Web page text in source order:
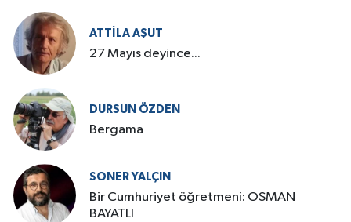
ATTILA AŞUT
27 Mayıs deyince...
DURSUN ÖZDEN
Bergama
SONER YALÇIN
Bir Cumhuriyet öğretmeni: OSMAN
BAYATLI